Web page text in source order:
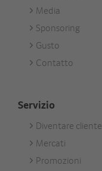
Media
Sponsoring
Gusto
Contatto
Servizio
Footer
Services
Diventare cliente
Mercati
Promozioni